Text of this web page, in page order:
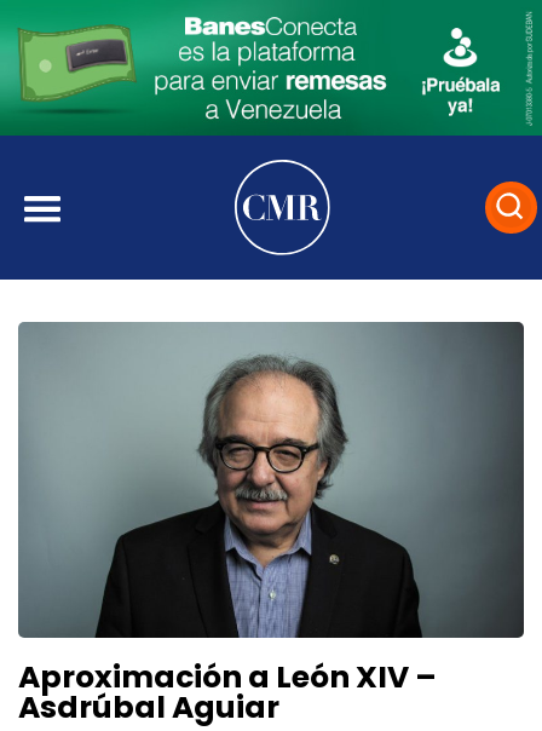
Aproximación a León XIV –
Asdrúbal Aguiar